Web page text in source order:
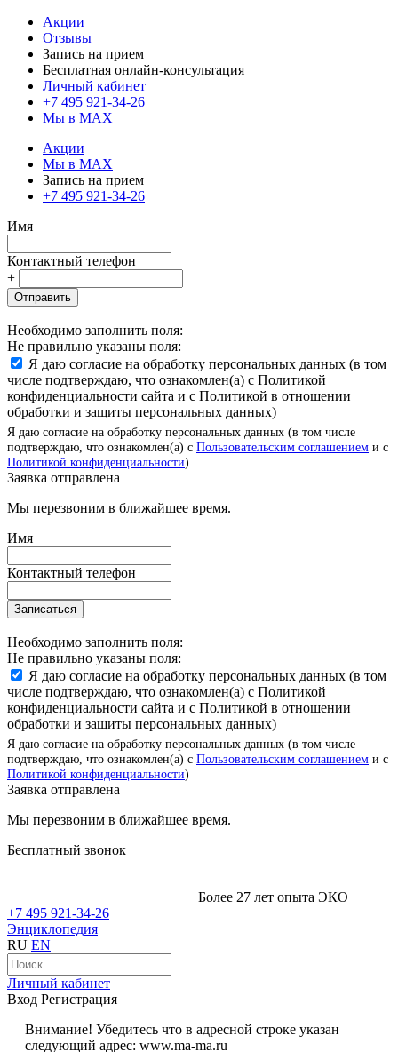
Акции
Отзывы
Запись на прием
Бесплатная онлайн-консультация
Личный кабинет
+7 495 921-34-26
Мы в MAX
Акции
Мы в MAX
Запись на прием
+7 495 921-34-26
Имя
Контактный телефон
+
Отправить
Необходимо заполнить поля:
Не правильно указаны поля:
Я даю согласие на обработку персональных данных (в том
числе подтверждаю, что ознакомлен(а) с Политикой
конфиденциальности сайта и с Политикой в отношении
обработки и защиты персональных данных)
Я даю согласие на обработку персональных данных (в том числе
подтверждаю, что ознакомлен(а) с Пользовательским соглашением и с
Политикой конфиденциальности)
Заявка отправлена
Мы перезвоним в ближайшее время.
Имя
Контактный телефон
Записаться
Необходимо заполнить поля:
Не правильно указаны поля:
Я даю согласие на обработку персональных данных (в том
числе подтверждаю, что ознакомлен(а) с Политикой
конфиденциальности сайта и с Политикой в отношении
обработки и защиты персональных данных)
Я даю согласие на обработку персональных данных (в том числе
подтверждаю, что ознакомлен(а) с Пользовательским соглашением и с
Политикой конфиденциальности)
Заявка отправлена
Мы перезвоним в ближайшее время.
Бесплатный звонок
Более 27 лет опыта ЭКО
+7 495 921-34-26
Энциклопедия
RU EN
Личный кабинет
Вход Регистрация
Внимание! Убедитесь что в адресной строке указан
следующий адрес: www.ma-ma.ru